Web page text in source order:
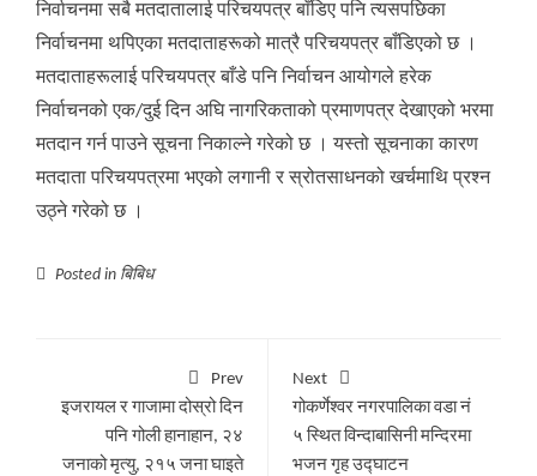
निर्वाचनमा सबै मतदातालाई परिचयपत्र बाँडिए पनि त्यसपछिका
निर्वाचनमा थपिएका मतदाताहरूको मात्रै परिचयपत्र बाँडिएको छ ।
मतदाताहरूलाई परिचयपत्र बाँडे पनि निर्वाचन आयोगले हरेक
निर्वाचनको एक/दुई दिन अघि नागरिकताको प्रमाणपत्र देखाएको भरमा
मतदान गर्न पाउने सूचना निकाल्ने गरेको छ । यस्तो सूचनाका कारण
मतदाता परिचयपत्रमा भएको लगानी र स्रोतसाधनको खर्चमाथि प्रश्न
उठ्ने गरेको छ ।
Posted in बिबिध
Prev
इजरायल र गाजामा दोस्रो दिन
पनि गोली हानाहान, २४
जनाको मृत्यु, २१५ जना घाइते
Next
गोकर्णेश्वर नगरपालिका वडा नं
५ स्थित विन्दाबासिनी मन्दिरमा
भजन गृह उद्घाटन